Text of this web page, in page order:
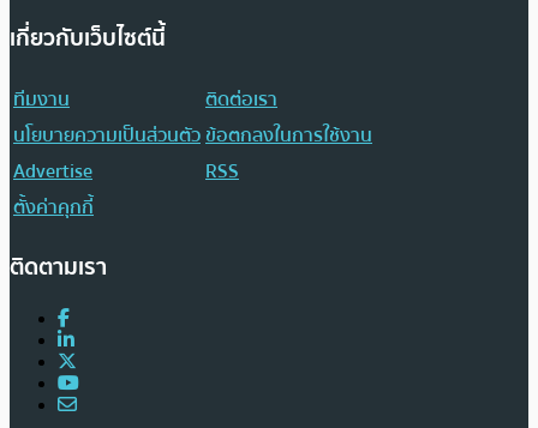
เกี่ยวกับเว็บไซต์นี้
ทีมงาน
ติดต่อเรา
นโยบายความเป็นส่วนตัวข้อตกลงในการใช้งาน
Advertise
RSS
ตั้งค่าคุกกี้
ติดตามเรา